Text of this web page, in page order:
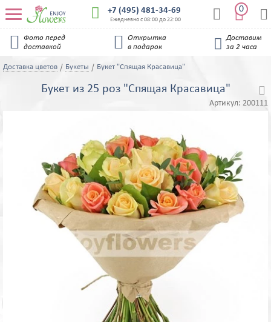
 +7 (495) 481-34-69
Ежедневно с 08:00 до 22:00  
0 

Фото перед
доставкой

Открытка
в подарок

Доставим
за 2 часа
Доставка цветов Букеты Букет "Спящая Красавица"
Букет из 25 роз "Спящая Красавица"
Артикул: 200111
